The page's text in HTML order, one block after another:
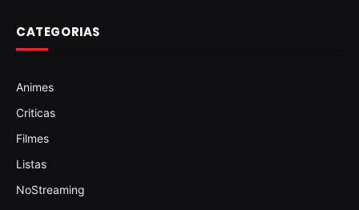
CATEGORIAS
Animes
Criticas
Filmes
Listas
NoStreaming